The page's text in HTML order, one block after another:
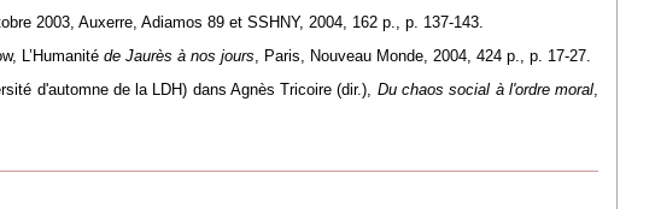
2003, Auxerre, Adiamos 89 et SSHNY, 2004, 162 p., p. 137-143.
L’Humanité de Jaurès à nos jours, Paris, Nouveau Monde, 2004, 424 p., p. 17-27.
d'automne de la LDH) dans Agnès Tricoire (dir.), Du chaos social à l'ordre moral,